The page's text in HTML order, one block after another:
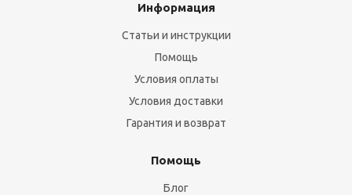
Информация
Статьи и инструкции
Помощь
Условия оплаты
Условия доставки
Гарантия и возврат
Помощь
Блог